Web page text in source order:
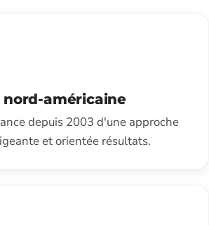
américaine
depuis 2003 d'une approche
et orientée résultats.